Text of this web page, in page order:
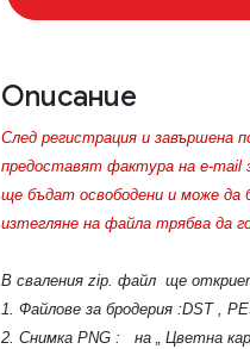
Описание
След регистрация и завършена
предоставят фактура на e-mail
ще бъдат освободени и може да
изтегляне на файла трябва да
В сваления zip. файл ще
1. Файлове за бродерия :DST ,
2. Снимка PNG : на „ Цветна